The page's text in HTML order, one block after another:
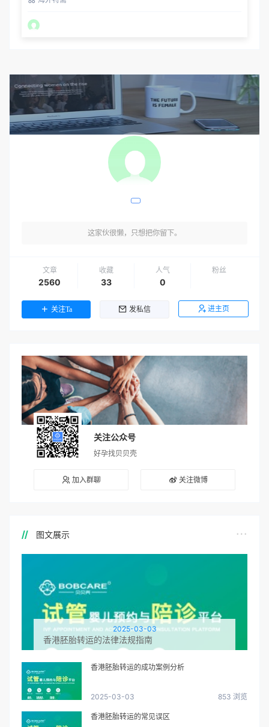
这家伙很懒，只想把你留下。
文章
2560
收藏
33
人气
0
粉丝
关注Ta 发私信 进主页
关注公众号
好孕找贝贝壳
加入群聊 关注微博
图文展示
2025-03-03
香港胚胎转运的法律法规指南
香港胚胎转运的成功案例分析
2025-03-03 853 浏览
香港胚胎转运的常见误区